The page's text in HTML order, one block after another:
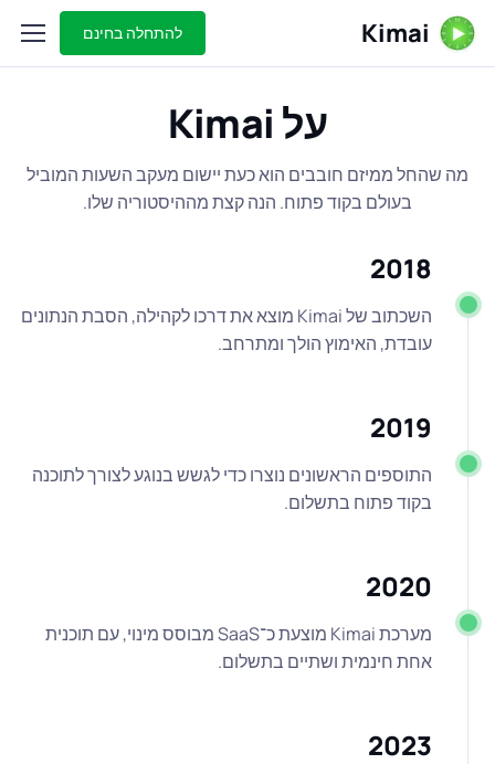
Kimai להתחלה בחינם
על Kimai
מה שהחל ממיזם חובבים הוא כעת יישום מעקב השעות המוביל
בעולם בקוד פתוח. הנה קצת מההיסטוריה שלו.
2018
השכתוב של Kimai מוצא את דרכו לקהילה, הסבת הנתונים
עובדת, האימוץ הולך ומתרחב.
2019
התוספים הראשונים נוצרו כדי לגשש בנוגע לצורך לתוכנה
בקוד פתוח בתשלום.
2020
מערכת Kimai מוצעת כ־SaaS מבוסס מינוי, עם תוכנית
אחת חינמית ושתיים בתשלום.
2023